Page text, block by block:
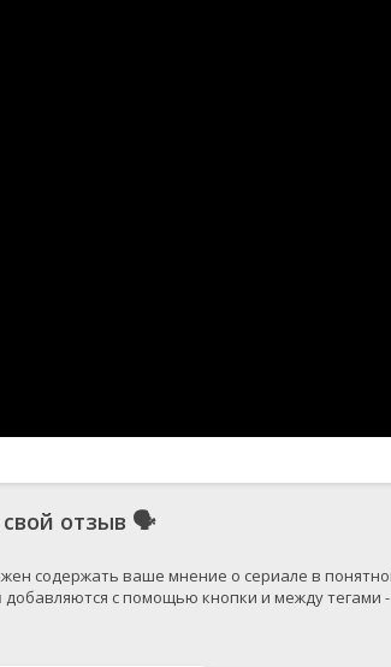
отзыв 🗣
добавляются с помощью кнопки и между тегами -